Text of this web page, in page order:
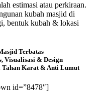
estimasi atau perkiraan.
kubah masjid di
bentuk kubah & lokasi
Terbatas
Visualisasi & Design
Tahan Karat & Anti Lumut
id=”8478″]